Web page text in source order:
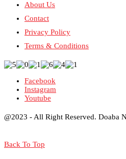
About Us
Contact
Privacy Policy
Terms & Conditions
Facebook
Instagram
Youtube
@2023 - All Right Reserved. Doaba
Back To Top